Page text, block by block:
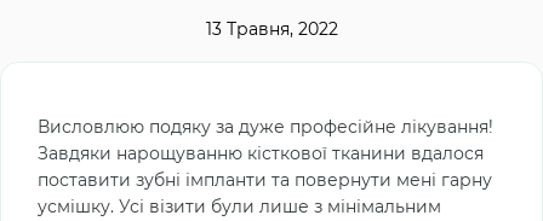
13 Травня, 2022
Висловлюю подяку за дуже професійне лікування!
Завдяки нарощуванню кісткової тканини вдалося
поставити зубні імпланти та повернути мені гарну
усмішку. Усі візити були лише з мінімальним